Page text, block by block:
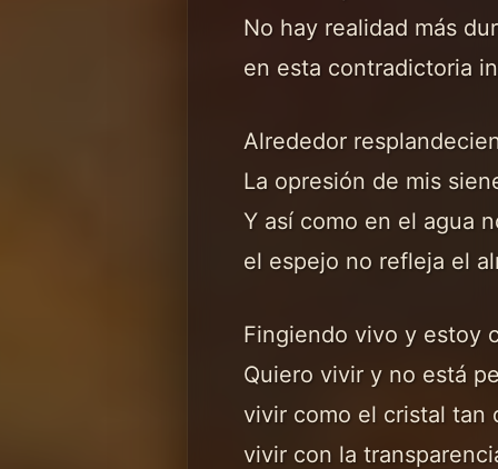
No hay realidad más
en esta contradictoria
Alrededor
La opresión de mis
Y así como en el agua
el espejo no refleja el
Fingiendo vivo y estoy
Quiero vivir y no está
vivir como el cristal tan
vivir con la